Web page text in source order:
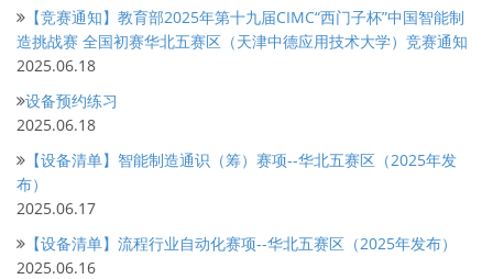
【竞赛通知】教育部2025年第十九届CIMC“西门子杯”中国智能制
造挑战赛 全国初赛华北五赛区（天津中德应用技术大学）竞赛通知
2025.06.18
设备预约练习
2025.06.18
【设备清单】智能制造通识（筹）赛项--华北五赛区（2025年发
布）
2025.06.17
【设备清单】流程行业自动化赛项--华北五赛区（2025年发布）
2025.06.16